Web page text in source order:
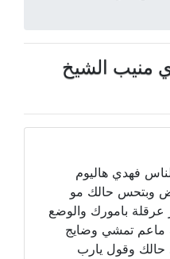
منيب الشيخ
فهدي هاليوم
وبتحس حالك مو
بامورك والوضع
ماعم تمشي وضايج
حالك وقول يارب